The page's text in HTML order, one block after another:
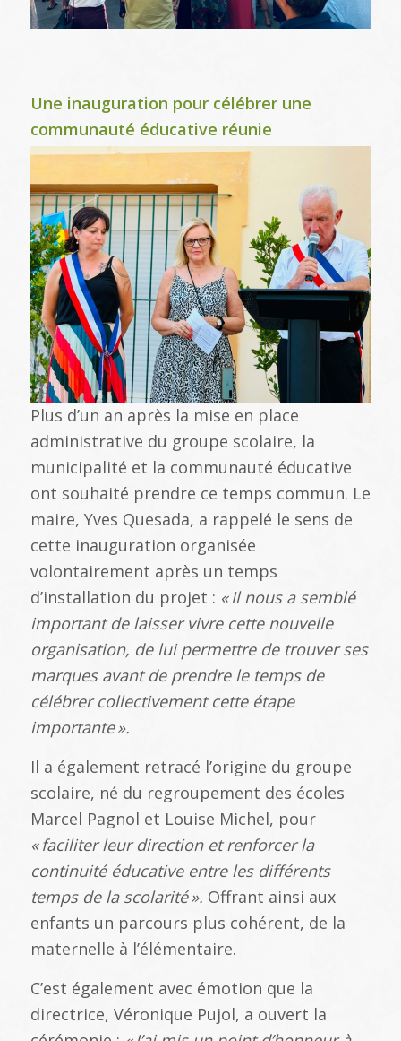
Une inauguration pour célébrer une
communauté éducative réunie
Plus d’un an après la mise en place
administrative du groupe scolaire, la
municipalité et la communauté éducative
ont souhaité prendre ce temps commun. Le
maire, Yves Quesada, a rappelé le sens de
cette inauguration organisée
volontairement après un temps
d’installation du projet : «Il nous a semblé
important de laisser vivre cette nouvelle
organisation, de lui permettre de trouver ses
marques avant de prendre le temps de
célébrer collectivement cette étape
importante».
Il a également retracé l’origine du groupe
scolaire, né du regroupement des écoles
Marcel Pagnol et Louise Michel, pour
«faciliter leur direction et renforcer la
continuité éducative entre les différents
temps de la scolarité». Offrant ainsi aux
enfants un parcours plus cohérent, de la
maternelle à l’élémentaire.
C’est également avec émotion que la
directrice, Véronique Pujol, a ouvert la